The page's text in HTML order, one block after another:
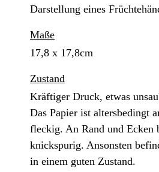
Darstellung eines
Maße
17,8 x 17,8cm
Zustand
Kräftiger Druck, etwas
Das Papier ist altersbedingt
fleckig. An Rand und Ecken
knickspurig. Ansonsten
in einem guten Zustand.